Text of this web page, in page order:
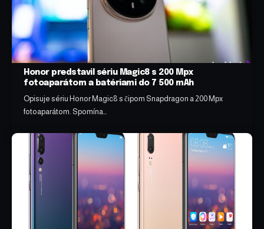
Honor predstavil sériu Magic8 s 200 Mpx
fotoaparátom a batériami do 7 500 mAh
Opisuje sériu Honor Magic8 s čipom Snapdragon a 200 Mpx
fotoaparátom. Spomína…